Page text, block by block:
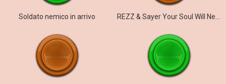
Soldato nemico in arrivo